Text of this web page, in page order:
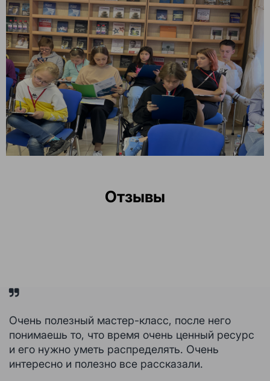
Отзывы
Очень полезный мастер-класс, после него
понимаешь то, что время очень ценный ресурс
и его нужно уметь распределять. Очень
интересно и полезно все рассказали.